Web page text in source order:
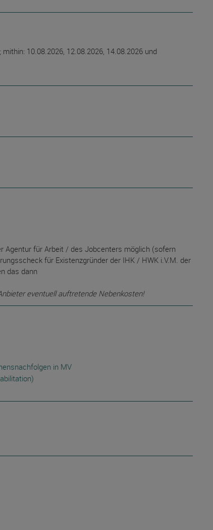
10.08.2026, 12.08.2026, 14.08.2026 und
Agentur für Arbeit / des Jobcenters möglich (sofern
für Existenzgründer der IHK / HWK i.V.M. der
das dann
eventuell auftretende Nebenkosten!
in MV